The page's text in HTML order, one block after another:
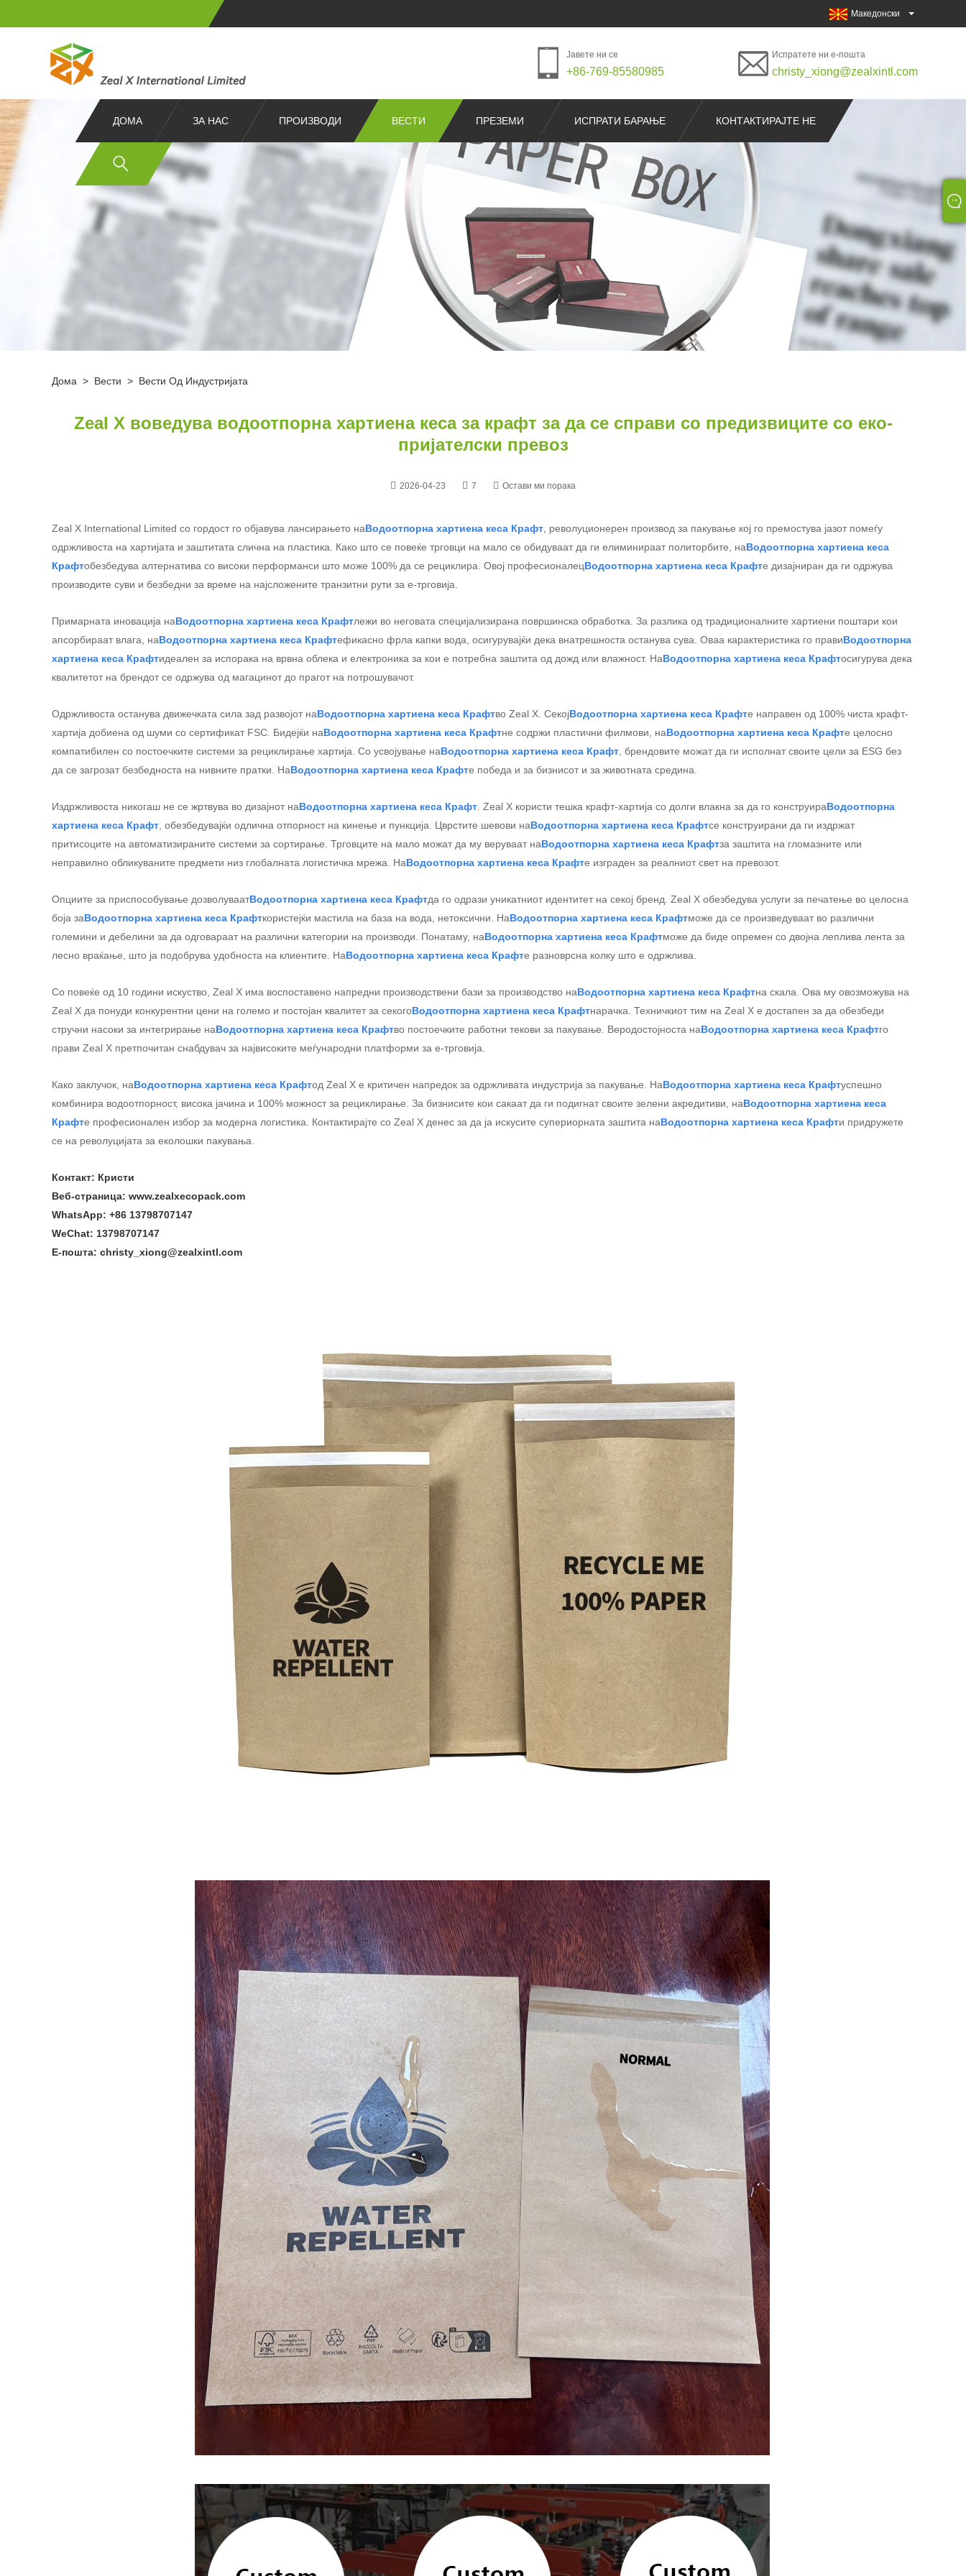
Македонски
Јавете ни се
+86-769-85580985
Испратете ни е-пошта
christy_xiong@zealxintl.com
ДОМА ЗА НАС ПРОИЗВОДИ ВЕСТИ ПРЕЗЕМИ ИСПРАТИ БАРАЊЕ КОНТАКТИРАЈТЕ НЕ
Дома > Вести > Вести Од Индустријата
Zeal X воведува водоотпорна хартиена кеса за крафт за да се справи со предизвиците со еко-
пријателски превоз
2026-04-23 7 Остави ми порака
Zeal X International Limited со гордост го објавува лансирањето наВодоотпорна хартиена кеса Крафт , револуционерен производ за пакување кој го премостува јазот помеѓу
одржливоста на хартијата и заштитата слична на пластика. Како што се повеќе трговци на мало се обидуваат да ги елиминираат политорбите, наВодоотпорна хартиена кеса
Крафтобезбедува алтернатива со високи перформанси што може 100% да се рециклира. Овој професионалецВодоотпорна хартиена кеса Крафте дизајниран да ги одржува
производите суви и безбедни за време на најсложените транзитни рути за е-трговија.
Примарната иновација наВодоотпорна хартиена кеса Крафтлежи во неговата специјализирана површинска обработка. За разлика од традиционалните хартиени поштари кои
апсорбираат влага, наВодоотпорна хартиена кеса Крафтефикасно фрла капки вода, осигурувајќи дека внатрешноста останува сува. Оваа карактеристика го правиВодоотпорна
хартиена кеса Крафтидеален за испорака на врвна облека и електроника за кои е потребна заштита од дожд или влажност. НаВодоотпорна хартиена кеса Крафтосигурува дека
квалитетот на брендот се одржува од магацинот до прагот на потрошувачот.
Одржливоста останува движечката сила зад развојот наВодоотпорна хартиена кеса Крафтво Zeal X. СекојВодоотпорна хартиена кеса Крафте направен од 100% чиста крафт-
хартија добиена од шуми со сертификат FSC. Бидејќи наВодоотпорна хартиена кеса Крафтне содржи пластични филмови, наВодоотпорна хартиена кеса Крафте целосно
компатибилен со постоечките системи за рециклирање хартија. Со усвојување наВодоотпорна хартиена кеса Крафт , брендовите можат да ги исполнат своите цели за ESG без
да се загрозат безбедноста на нивните пратки. НаВодоотпорна хартиена кеса Крафте победа и за бизнисот и за животната средина.
Издржливоста никогаш не се жртвува во дизајнот наВодоотпорна хартиена кеса Крафт . Zeal X користи тешка крафт-хартија со долги влакна за да го конструираВодоотпорна
хартиена кеса Крафт , обезбедувајќи одлична отпорност на кинење и пункција. Цврстите шевови наВодоотпорна хартиена кеса Крафтсе конструирани да ги издржат
притисоците на автоматизираните системи за сортирање. Трговците на мало можат да му веруваат наВодоотпорна хартиена кеса Крафтза заштита на гломазните или
неправилно обликуваните предмети низ глобалната логистичка мрежа. НаВодоотпорна хартиена кеса Крафте изграден за реалниот свет на превозот.
Опциите за приспособување дозволуваатВодоотпорна хартиена кеса Крафтда го одрази уникатниот идентитет на секој бренд. Zeal X обезбедува услуги за печатење во целосна
боја заВодоотпорна хартиена кеса Крафткористејќи мастила на база на вода, нетоксични. НаВодоотпорна хартиена кеса Крафтможе да се произведуваат во различни
големини и дебелини за да одговараат на различни категории на производи. Понатаму, наВодоотпорна хартиена кеса Крафтможе да биде опремен со двојна леплива лента за
лесно враќање, што ја подобрува удобноста на клиентите. НаВодоотпорна хартиена кеса Крафте разноврсна колку што е одржлива.
Со повеќе од 10 години искуство, Zeal X има воспоставено напредни производствени бази за производство наВодоотпорна хартиена кеса Крафтна скала. Ова му овозможува на
Zeal X да понуди конкурентни цени на големо и постојан квалитет за секогоВодоотпорна хартиена кеса Крафтнарачка. Техничкиот тим на Zeal X е достапен за да обезбеди
стручни насоки за интегрирање наВодоотпорна хартиена кеса Крафтво постоечките работни текови за пакување. Веродостојноста наВодоотпорна хартиена кеса Крафтго
прави Zeal X претпочитан снабдувач за највисоките меѓународни платформи за е-трговија.
Како заклучок, наВодоотпорна хартиена кеса Крафтод Zeal X е критичен напредок за одржливата индустрија за пакување. НаВодоотпорна хартиена кеса Крафтуспешно
комбинира водоотпорност, висока јачина и 100% можност за рециклирање. За бизнисите кои сакаат да ги подигнат своите зелени акредитиви, наВодоотпорна хартиена кеса
Крафте професионален избор за модерна логистика. Контактирајте со Zeal X денес за да ја искусите супериорната заштита наВодоотпорна хартиена кеса Крафти придружете
се на револуцијата за еколошки пакувања.
Контакт: Кристи
Веб-страница: www.zealxecopack.com
WhatsApp: +86 13798707147
WeChat: 13798707147
Е-пошта: christy_xiong@zealxintl.com